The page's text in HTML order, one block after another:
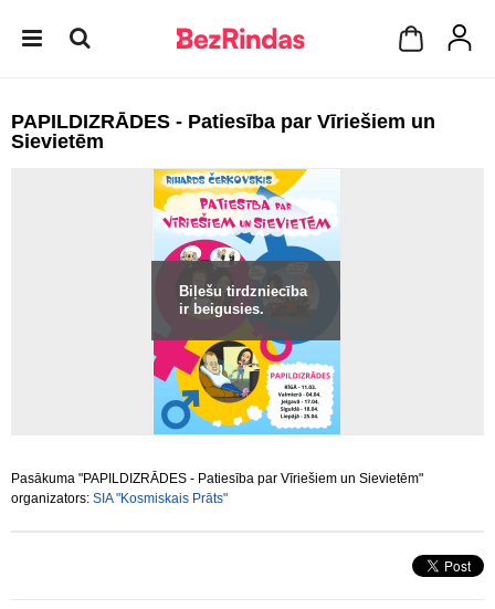
PAPILDIZRĀDES - Patiesība par Vīriešiem un
Sievietēm
Biļešu tirdzniecība
ir beigusies.
Pasākuma "PAPILDIZRĀDES - Patiesība par Vīriešiem un Sievietēm"
organizators: SIA "Kosmiskais Prāts"